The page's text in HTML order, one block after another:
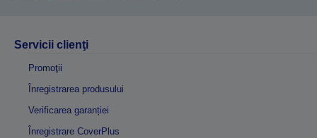
Servicii clienţi
Promoţii
Înregistrarea produsului
Verificarea garanției
Înregistrare CoverPlus